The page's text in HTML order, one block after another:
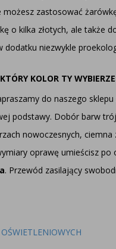
zastosować
kilka złotych, ale także
niezwykle
KOLOR TY
do naszego
podstawy. Dobór barw
nowoczesnych,
oprawę umieścisz po
. Przewód zasilający